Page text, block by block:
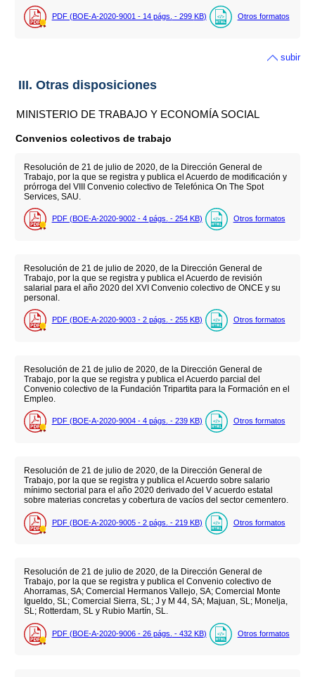
PDF (BOE-A-2020-9001 - 14 págs. - 299 KB) Otros formatos
subir
III. Otras disposiciones
MINISTERIO DE TRABAJO Y ECONOMÍA SOCIAL
Convenios colectivos de trabajo
Resolución de 21 de julio de 2020, de la Dirección General de
Trabajo, por la que se registra y publica el Acuerdo de modificación y
prórroga del VIII Convenio colectivo de Telefónica On The Spot
Services, SAU.
PDF (BOE-A-2020-9002 - 4 págs. - 254 KB) Otros formatos
Resolución de 21 de julio de 2020, de la Dirección General de
Trabajo, por la que se registra y publica el Acuerdo de revisión
salarial para el año 2020 del XVI Convenio colectivo de ONCE y su
personal.
PDF (BOE-A-2020-9003 - 2 págs. - 255 KB) Otros formatos
Resolución de 21 de julio de 2020, de la Dirección General de
Trabajo, por la que se registra y publica el Acuerdo parcial del
Convenio colectivo de la Fundación Tripartita para la Formación en el
Empleo.
PDF (BOE-A-2020-9004 - 4 págs. - 239 KB) Otros formatos
Resolución de 21 de julio de 2020, de la Dirección General de
Trabajo, por la que se registra y publica el Acuerdo sobre salario
mínimo sectorial para el año 2020 derivado del V acuerdo estatal
sobre materias concretas y cobertura de vacíos del sector cementero.
PDF (BOE-A-2020-9005 - 2 págs. - 219 KB) Otros formatos
Resolución de 21 de julio de 2020, de la Dirección General de
Trabajo, por la que se registra y publica el Convenio colectivo de
Ahorramas, SA; Comercial Hermanos Vallejo, SA; Comercial Monte
Igueldo, SL; Comercial Sierra, SL; J y M 44, SA; Majuan, SL; Monelja,
SL; Rotterdam, SL y Rubio Martín, SL.
PDF (BOE-A-2020-9006 - 26 págs. - 432 KB) Otros formatos